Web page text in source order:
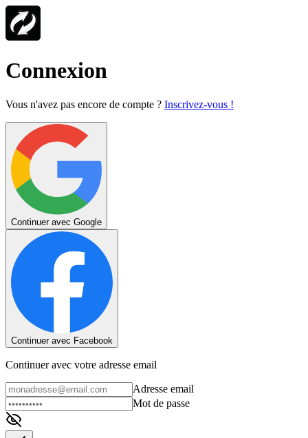
Connexion
Vous n'avez pas encore de compte ? Inscrivez-vous !
Continuer avec Google
Continuer avec Facebook
Continuer avec votre adresse email
Adresse email
Mot de passe